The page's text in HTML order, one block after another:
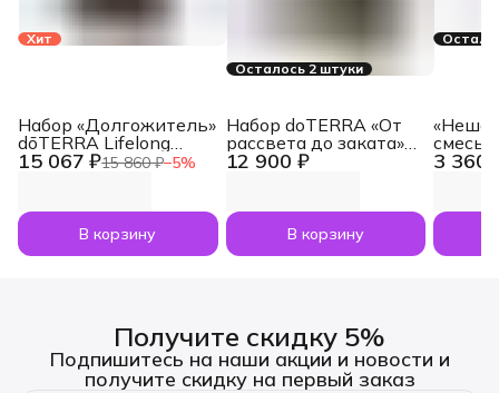
Хит
15 067 ₽15 860 ₽−5%
Набор «Долгожитель»
dōTERRA Lifelong
Vitality Pack, 3x120
В корзину
Осталось 2 штуки
12 900 ₽
Набор doTERRA «От
рассвета до заката»
увлажнитель воздуха
по 5 мл
В корзину
3 360
смесь
Получите скидку 5%
Подпишитесь на наши акции и новости и
получите скидку на первый заказ